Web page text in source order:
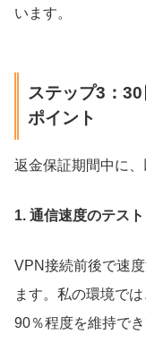
います。
ステップ3：
ポイント
返金保証期間中に
1. 通信速度のテスト
VPN接続前後で速
ます。私の環境で
90％程度を維持でき